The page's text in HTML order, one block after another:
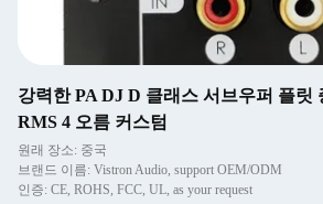
강력한 PA DJ D 클래스 서브우퍼 플릿
RMS 4 오름 커스텀
원래 장소: 중국
브랜드 이름: Vistron Audio, support OEM/ODM
인증: CE, ROHS, FCC, UL, as your request